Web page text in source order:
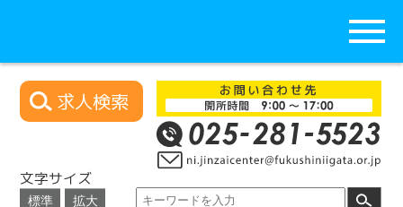
求人検索
文字サイズ